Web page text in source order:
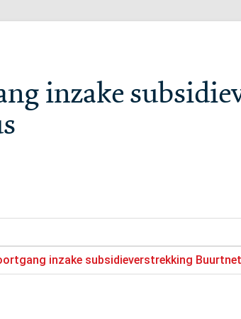
inzake
inzake subsidieverstrekking